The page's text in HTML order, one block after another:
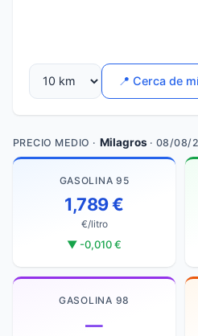
📍 Cerca de
PRECIO MEDIO · Milagros · 08/08/
GASOLINA 95
1,789 €
€/litro
▼ -0,010 €
GASOLINA 98
—